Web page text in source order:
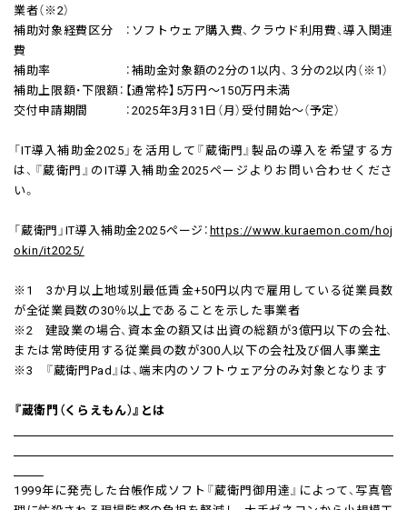
業者（※2）
補助対象経費区分 ：ソフトウェア購入費、クラウド利用費、導入関連
費
補助率 ：補助金対象額の2分の1以内、３分の2以内（※1）
補助上限額・下限額：【通常枠】5万円～150万円未満
交付申請期間 ：2025年3月31日（月）受付開始～（予定）
「IT導入補助金2025」を活用して『蔵衛門』製品の導入を希望する方
は、『蔵衛門』のIT導入補助金2025ページよりお問い合わせくださ
い。
「蔵衛門」IT導入補助金2025ページ：https://www.kuraemon.com/hoj
okin/it2025/
※1 3か⽉以上地域別最低賃⾦+50円以内で雇⽤している従業員数
が全従業員数の30％以上であることを⽰した事業者
※2 建設業の場合、資本金の額又は出資の総額が3億円以下の会社、
または常時使用する従業員の数が300人以下の会社及び個人事業主
※3 『蔵衛門Pad』は、端末内のソフトウェア分のみ対象となります
『蔵衛門（くらえもん）』とは
1999年に発売した台帳作成ソフト『蔵衛門御用達』によって、写真管